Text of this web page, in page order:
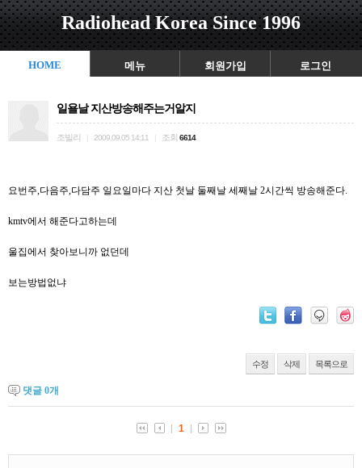
Radiohead Korea Since 1996
HOME 메뉴 회원가입 로그인
일욜날 지산방송해주는거알지
조빌리 2009.09.05 14:11 조회 6614
요번주,다음주,다담주 일요일마다 지산 첫날 둘째날 세째날 2시간씩 방송해준다.
kmtv에서 해준다고하는데
울집에서 찾아보니까 없던데
보는방법없냐
수정 삭제 목록으로
댓글 0개